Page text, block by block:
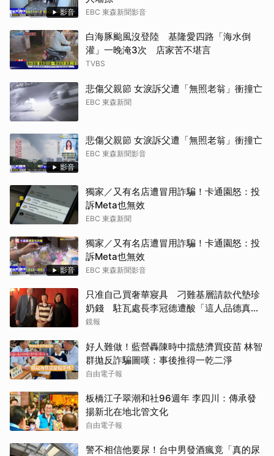
影音 EBC 東森新聞影音
白海豚颱風沒登陸 基隆愛四路「海水倒
灌」一晚淹3次 店家苦不堪言
TVBS
悲傷父親節 女淚訴父遭「無照老翁」衝撞亡
EBC 東森新聞
影音
悲傷父親節 女淚訴父遭「無照老翁」衝撞亡
EBC 東森新聞影音
獨家／又有名店遭冒用詐騙！卡通園怒：投
訴Meta也無效
EBC 東森新聞
影音
獨家／又有名店遭冒用詐騙！卡通園怒：投
訴Meta也無效
EBC 東森新聞影音
只准自己買奢華寢具 刁難基層請款代墊珍
奶錢 駐瓦處長李冠德遭酸「這人品德真的
冠軍」
鏡報
好人難做！藍營轟陳時中擋慈濟買疫苗 林智
群拋反詐騙圖嘆：事後推得一乾二淨
自由電子報
板橋江子翠潮和社96週年 李四川：傳承發
揚新北在地北管文化
自由電子報
警不相信他要尿！台中男發酒瘋竟「真的尿